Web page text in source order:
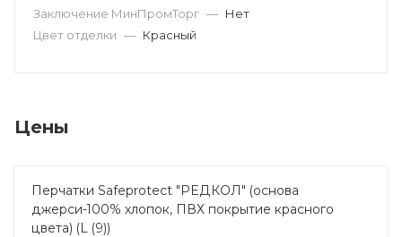
Заключение МинПромТорг — Нет
Цвет отделки — Красный
Цены
Перчатки Safeprotect "РЕДКОЛ" (основа
джерси-100% хлопок, ПВХ покрытие красного
цвета) (L (9))